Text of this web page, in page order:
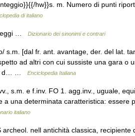
hw}}s. m. Numero di punti
di italiano
… Dizionario dei sinonimi e contrari
s.m. [dal fr. ant. avantage, der. del lat.
ad altri con cui sussiste una gara o
d… …
Enciclopedia Italiana
s.m. e f.inv. FO 1. agg.inv., uguale,
a una determinata caratteristica: essere
italiano
nell antichità classica, recipiente